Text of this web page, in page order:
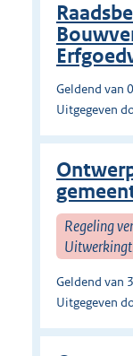
Geldend van
Uitgegeven
Regeling
Geldend van
Uitgegeven